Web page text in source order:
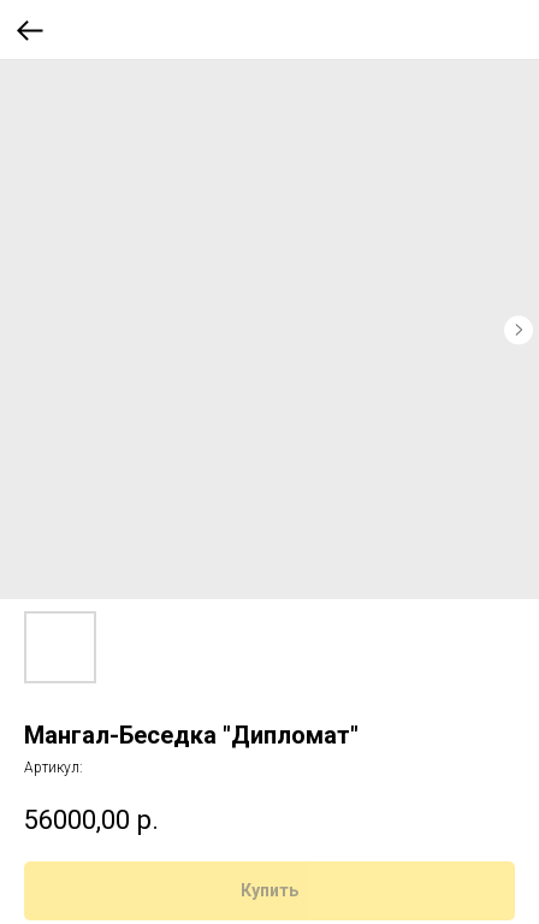
Мангал-Беседка "Дипломат"
Артикул:
56000,00 р.
Купить